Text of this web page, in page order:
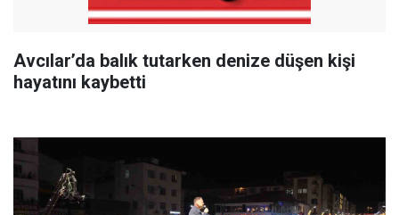
Avcılar’da balık tutarken denize düşen kişi
hayatını kaybetti